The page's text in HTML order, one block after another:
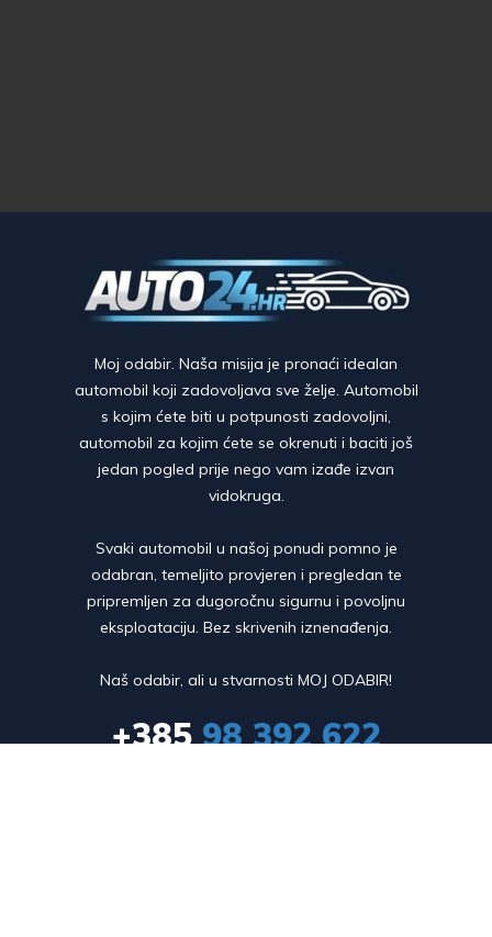
Moj odabir. Naša misija je pronaći idealan
automobil koji zadovoljava sve želje. Automobil
s kojim ćete biti u potpunosti zadovoljni,
automobil za kojim ćete se okrenuti i baciti još
jedan pogled prije nego vam izađe izvan
vidokruga.
Svaki automobil u našoj ponudi pomno je
odabran, temeljito provjeren i pregledan te
pripremljen za dugoročnu sigurnu i povoljnu
eksploataciju. Bez skrivenih iznenađenja.
Naš odabir, ali u stvarnosti MOJ ODABIR!
+38598 392 622